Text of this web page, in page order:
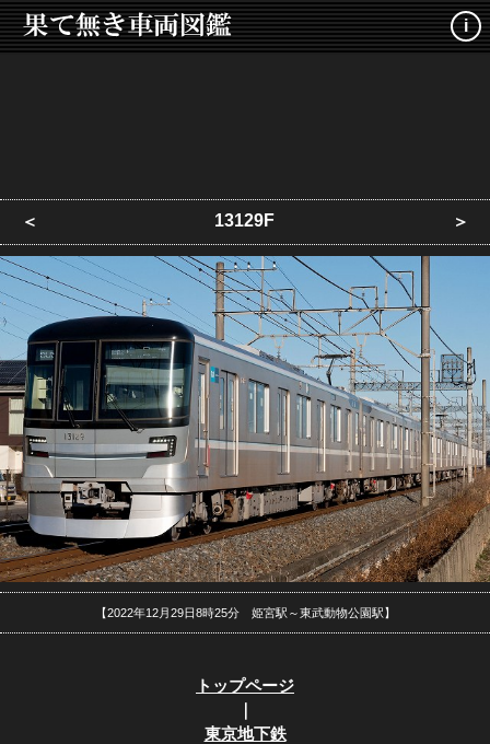
i
＜ 13129F ＞
【2022年12月29日8時25分 姫宮駅～東武動物公園駅】
トップページ
｜
東京地下鉄